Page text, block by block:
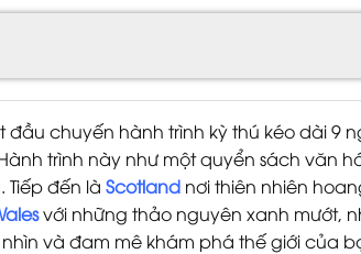
đầu chuyến hành trình kỳ thú kéo dài 9
trình này như một quyển sách văn
đến là Scotland nơi thiên nhiên
với những thảo nguyên xanh mướt,
và đam mê khám phá thế giới của